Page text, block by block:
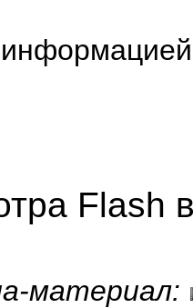
Flash
материал: